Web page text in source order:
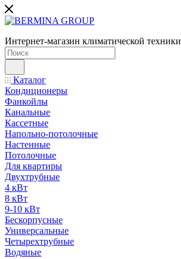
Интернет-магазин климатической техники
Каталог
Кондиционеры
Фанкойлы
Канальные
Кассетные
Напольно-потолочные
Настенные
Потолочные
Для квартиры
Двухтрубные
4 кВт
8 кВт
9-10 кВт
Бескорпусные
Универсальные
Четырехтрубные
Водяные